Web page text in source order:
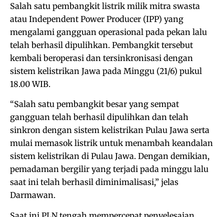
Salah satu pembangkit listrik milik mitra swasta
atau Independent Power Producer (IPP) yang
mengalami gangguan operasional pada pekan lalu
telah berhasil dipulihkan. Pembangkit tersebut
kembali beroperasi dan tersinkronisasi dengan
sistem kelistrikan Jawa pada Minggu (21/6) pukul
18.00 WIB.
“Salah satu pembangkit besar yang sempat
gangguan telah berhasil dipulihkan dan telah
sinkron dengan sistem kelistrikan Pulau Jawa serta
mulai memasok listrik untuk menambah keandalan
sistem kelistrikan di Pulau Jawa. Dengan demikian,
pemadaman bergilir yang terjadi pada minggu lalu
saat ini telah berhasil diminimalisasi,” jelas
Darmawan.